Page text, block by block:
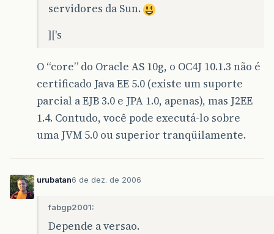
servidores da Sun.
]['s
O “core” do Oracle AS 10g, o OC4J 10.1.3 não é
certificado Java EE 5.0 (existe um suporte
parcial a EJB 3.0 e JPA 1.0, apenas), mas J2EE
1.4. Contudo, você pode executá-lo sobre
uma JVM 5.0 ou superior tranqüilamente.
urubatan6 de dez. de 2006
fabgp2001:
Depende a versao.